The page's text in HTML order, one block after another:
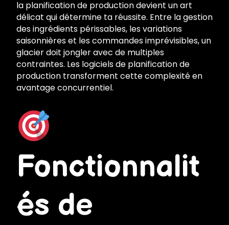
la planification de production devient un art
délicat qui détermine ta réussite. Entre la gestion
des ingrédients périssables, les variations
saisonnières et les commandes imprévisibles, un
glacier doit jongler avec de multiples
contraintes. Les logiciels de planification de
production transforment cette complexité en
avantage concurrentiel.
Fonctionnalit
és de